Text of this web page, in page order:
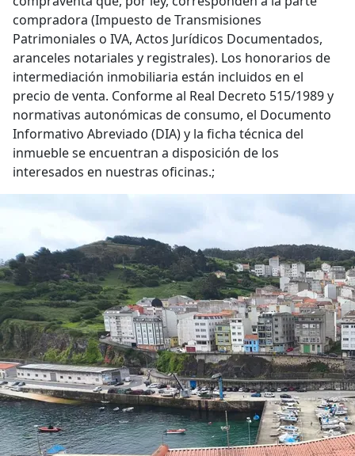
compradora (Impuesto de Transmisiones
Patrimoniales o IVA, Actos Jurídicos Documentados,
aranceles notariales y registrales). Los honorarios de
intermediación inmobiliaria están incluidos en el
precio de venta. Conforme al Real Decreto 515/1989 y
normativas autonómicas de consumo, el Documento
Informativo Abreviado (DIA) y la ficha técnica del
inmueble se encuentran a disposición de los
interesados en nuestras oficinas.;